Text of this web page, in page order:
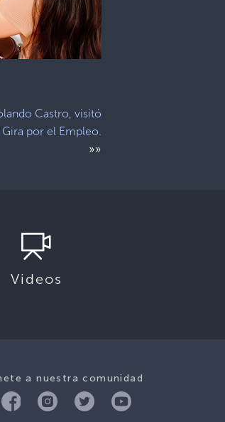
Castro, visitó
por el Empleo.
»»
Videos
a nuestra comunidad